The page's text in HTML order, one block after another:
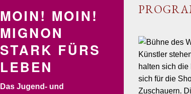
MOIN! MOIN!
MIGNON
STARK FÜRS
LEBEN
Das Jugend- und